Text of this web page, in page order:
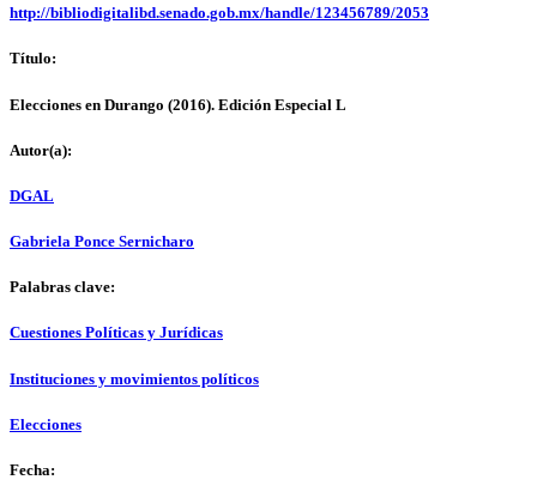
http://bibliodigitalibd.senado.gob.mx/handle/123456789/2053
Título:
Elecciones en Durango (2016). Edición Especial L
Autor(a):
DGAL
Gabriela Ponce Sernicharo
Palabras clave:
Cuestiones Políticas y Jurídicas
Instituciones y movimientos políticos
Elecciones
Fecha: